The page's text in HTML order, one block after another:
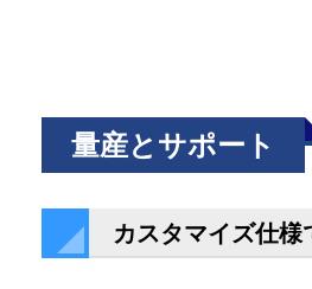
量産とサポート
カスタマイズ仕様